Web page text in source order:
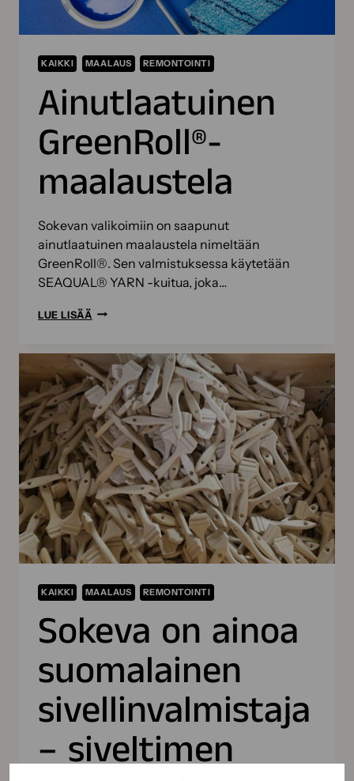
KAIKKI MAALAUS REMONTOINTI
Ainutlaatuinen
GreenRoll®-
maalaustela
Sokevan valikoimiin on saapunut
ainutlaatuinen maalaustela nimeltään
GreenRoll®. Sen valmistuksessa käytetään
SEAQUAL® YARN -kuitua, joka…
LUE LISÄÄ AINUTLAATUINEN
KAIKKI MAALAUS REMONTOINTI
Sokeva on ainoa
suomalainen
sivellinvalmistaja
– siveltimen